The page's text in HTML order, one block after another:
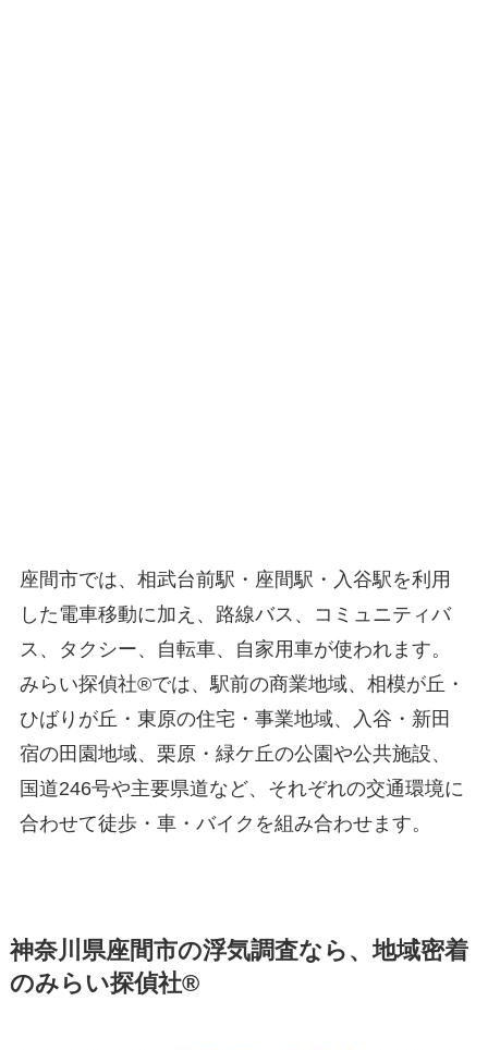
座間市では、相武台前駅・座間駅・入谷駅を利用
した電車移動に加え、路線バス、コミュニティバ
ス、タクシー、自転車、自家用車が使われます。
みらい探偵社®︎では、駅前の商業地域、相模が丘・
ひばりが丘・東原の住宅・事業地域、入谷・新田
宿の田園地域、栗原・緑ケ丘の公園や公共施設、
国道246号や主要県道など、それぞれの交通環境に
合わせて徒歩・車・バイクを組み合わせます。
神奈川県座間市の浮気調査なら、地域密着
のみらい探偵社®︎